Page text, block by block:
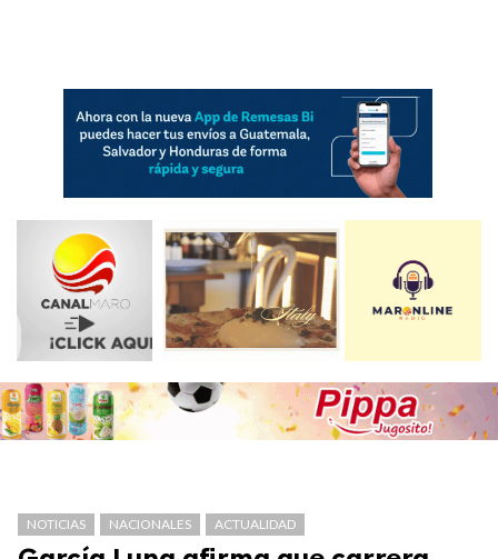
NOTICIAS NACIONALES ACTUALIDAD